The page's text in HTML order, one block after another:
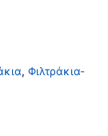
, Φιλτράκια-